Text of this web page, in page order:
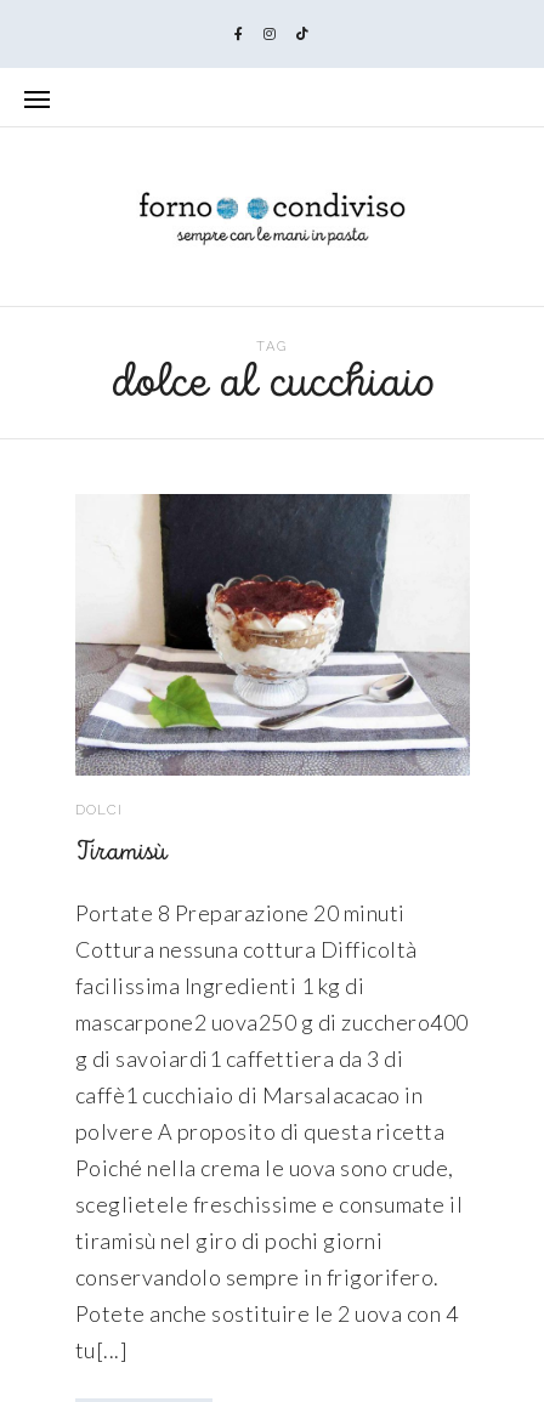
TAG
dolce al cucchiaio
DOLCI
Tiramisù
Portate 8 Preparazione 20 minuti
Cottura nessuna cottura Difficoltà
facilissima Ingredienti 1 kg di
mascarpone2 uova250 g di zucchero400
g di savoiardi1 caffettiera da 3 di
caffè1 cucchiaio di Marsalacacao in
polvere A proposito di questa ricetta
Poiché nella crema le uova sono crude,
sceglietele freschissime e consumate il
tiramisù nel giro di pochi giorni
conservandolo sempre in frigorifero.
Potete anche sostituire le 2 uova con 4
tu[...]